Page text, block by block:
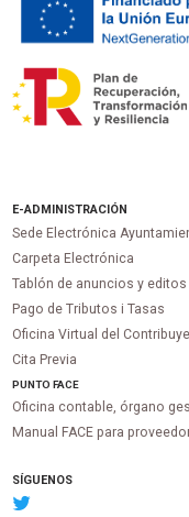
E-ADMINISTRACIÓN
Sede Electrónica
Carpeta Electrónica
Tablón de anuncios y
Pago de Tributos i Tasas
Oficina Virtual del
Cita Previa
PUNTOFACE
Oficina contable, órgano
Manual FACE para
SÍGUENOS